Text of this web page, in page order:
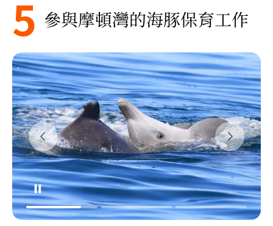
5 參與摩頓灣的海豚保育工作